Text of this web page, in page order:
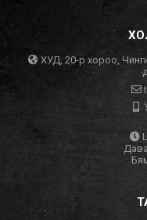
ХУД, 20-р хороо,